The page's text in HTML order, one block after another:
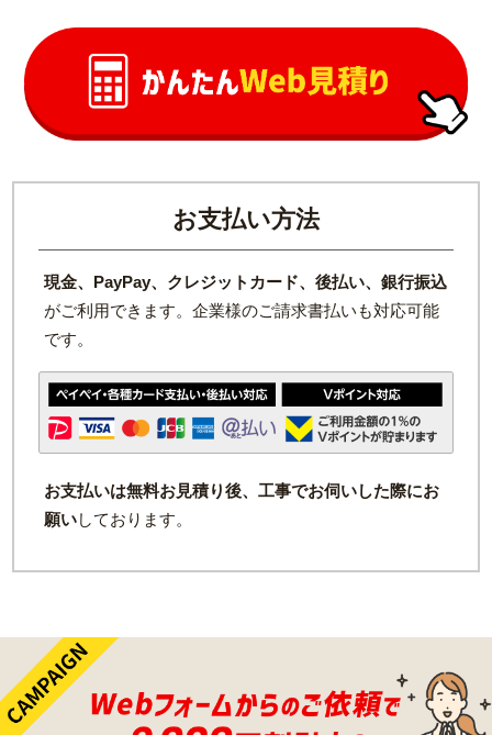
お支払い方法
現金、PayPay、クレジットカード、後払い、銀行振込
がご利用できます。企業様のご請求書払いも対応可能
です。
お支払いは無料お見積り後、工事でお伺いした際にお
願いしております。